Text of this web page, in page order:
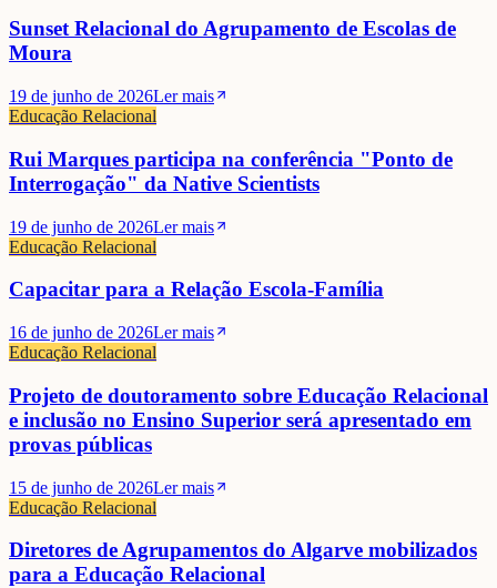
Sunset Relacional do Agrupamento de Escolas de
Moura
19 de junho de 2026Ler mais
Educação Relacional
Rui Marques participa na conferência "Ponto de
Interrogação" da Native Scientists
19 de junho de 2026Ler mais
Educação Relacional
Capacitar para a Relação Escola-Família
16 de junho de 2026Ler mais
Educação Relacional
Projeto de doutoramento sobre Educação Relacional
e inclusão no Ensino Superior será apresentado em
provas públicas
15 de junho de 2026Ler mais
Educação Relacional
Diretores de Agrupamentos do Algarve mobilizados
para a Educação Relacional